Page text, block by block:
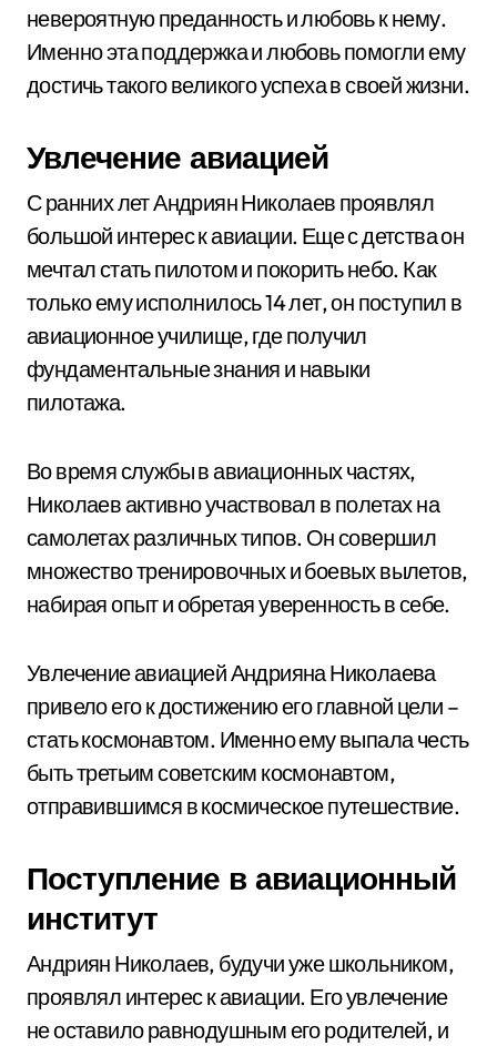
невероятную преданность и любовь к нему.
Именно эта поддержка и любовь помогли ему
достичь такого великого успеха в своей жизни.
Увлечение авиацией
С ранних лет Андриян Николаев проявлял
большой интерес к авиации. Еще с детства он
мечтал стать пилотом и покорить небо. Как
только ему исполнилось 14 лет, он поступил в
авиационное училище, где получил
фундаментальные знания и навыки
пилотажа.
Во время службы в авиационных частях,
Николаев активно участвовал в полетах на
самолетах различных типов. Он совершил
множество тренировочных и боевых вылетов,
набирая опыт и обретая уверенность в себе.
Увлечение авиацией Андрияна Николаева
привело его к достижению его главной цели –
стать космонавтом. Именно ему выпала честь
быть третьим советским космонавтом,
отправившимся в космическое путешествие.
Поступление в авиационный
институт
Андриян Николаев, будучи уже школьником,
проявлял интерес к авиации. Его увлечение
не оставило равнодушным его родителей, и